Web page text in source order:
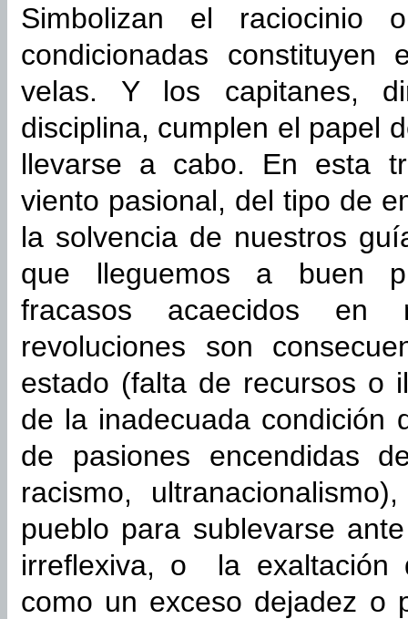
Simbolizan el
condicionadas
velas. Y los capitanes,
disciplina, cumplen el papel
llevarse a cabo. En esta
viento pasional, del tipo de
la solvencia de nuestros
que lleguemos a buen
fracasos acaecidos
revoluciones son
estado (falta de recursos o
de la inadecuada condición
de pasiones encendidas
racismo,
pueblo para sublevarse
irreflexiva, o la exaltación
como un exceso dejadez o